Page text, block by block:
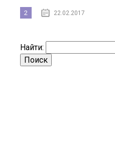
2 22.02.2017
Найти: